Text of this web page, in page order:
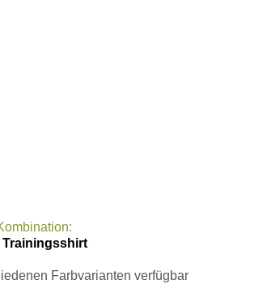
Trainingsshirt
Farbvarianten verfügbar